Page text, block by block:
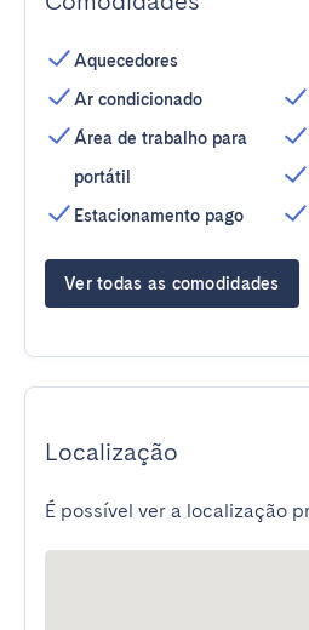
Aquecedores
Ar condicionado
Área de trabalho para
portátil
Estacionamento pago
Ver todas as comodidades
Localização
É possível ver a localização